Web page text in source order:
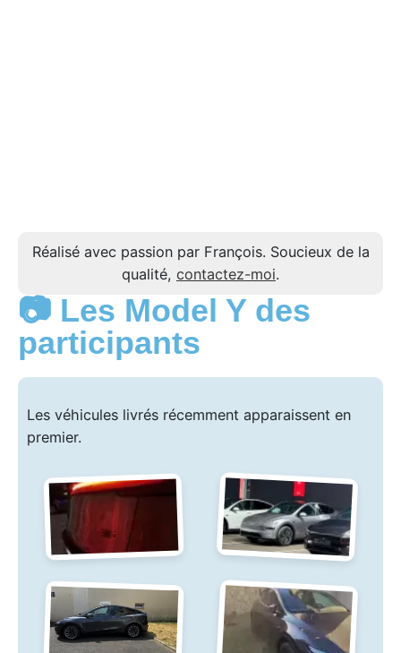
Réalisé avec passion par François. Soucieux de la
qualité, contactez-moi.
📷 Les Model Y des
participants
Les véhicules livrés récemment apparaissent en
premier.